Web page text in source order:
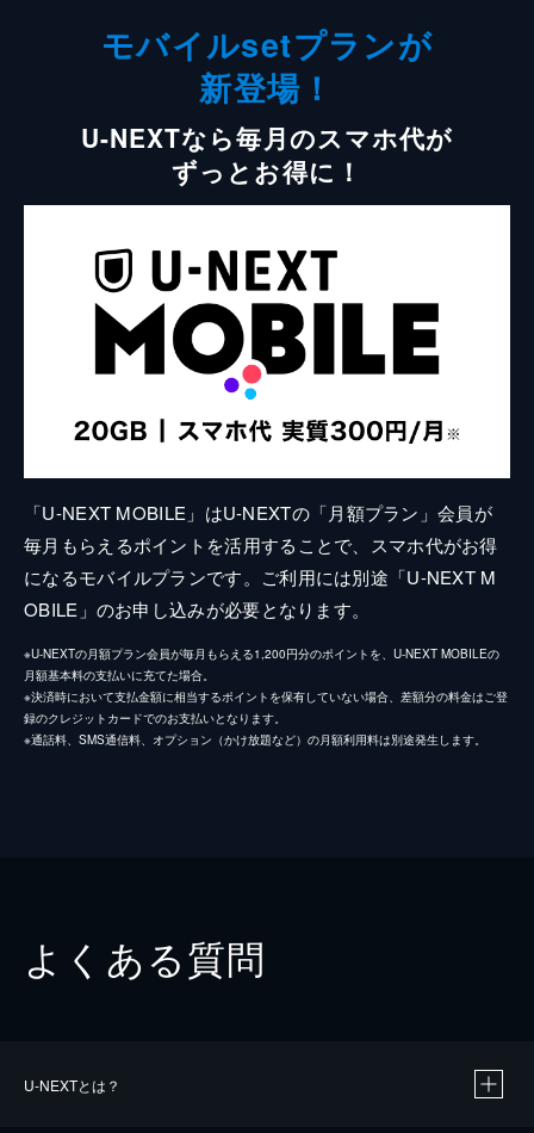
モバイルsetプランが
新登場！
U-NEXTなら毎月のスマホ代が
ずっとお得に！
「U-NEXT MOBILE」はU-NEXTの「月額プラン」会員が
毎月もらえるポイントを活用することで、スマホ代がお得
になるモバイルプランです。ご利用には別途「U-NEXT M
OBILE」のお申し込みが必要となります。
※U-NEXTの月額プラン会員が毎月もらえる1,200円分のポイントを、U-NEXT MOBILEの
月額基本料の支払いに充てた場合。
※決済時において支払金額に相当するポイントを保有していない場合、差額分の料金はご登
録のクレジットカードでのお支払いとなります。
※通話料、SMS通信料、オプション（かけ放題など）の月額利用料は別途発生します。
よくある質問
U-NEXTとは？